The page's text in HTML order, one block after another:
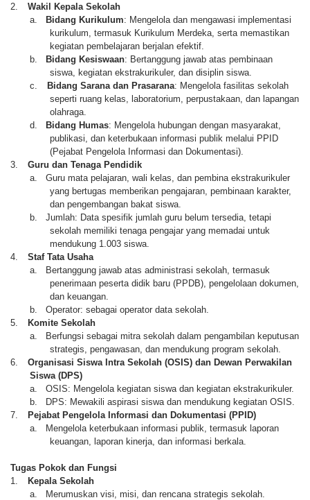
2.
Wakil Kepala Sekolah
a.
Bidang Kurikulum: Mengelola dan mengawasi implementasi
kurikulum, termasuk Kurikulum Merdeka, serta memastikan
kegiatan pembelajaran berjalan efektif.
b.
Bidang Kesiswaan: Bertanggung jawab atas pembinaan
siswa, kegiatan ekstrakurikuler, dan disiplin siswa.
c.
Bidang Sarana dan Prasarana: Mengelola fasilitas sekolah
seperti ruang kelas, laboratorium, perpustakaan, dan lapangan
olahraga.
d.
Bidang Humas: Mengelola hubungan dengan masyarakat,
publikasi, dan keterbukaan informasi publik melalui PPID
(Pejabat Pengelola Informasi dan Dokumentasi).
3.
Guru dan Tenaga Pendidik
a.
Guru mata pelajaran, wali kelas, dan pembina ekstrakurikuler
yang bertugas memberikan pengajaran, pembinaan karakter,
dan pengembangan bakat siswa.
b.
Jumlah: Data spesifik jumlah guru belum tersedia, tetapi
sekolah memiliki tenaga pengajar yang memadai untuk
mendukung 1.003 siswa.
4.
Staf Tata Usaha
a.
Bertanggung jawab atas administrasi sekolah, termasuk
penerimaan peserta didik baru (PPDB), pengelolaan dokumen,
dan keuangan.
b.
Operator: sebagai operator data sekolah.
5.
Komite Sekolah
a.
Berfungsi sebagai mitra sekolah dalam pengambilan keputusan
strategis, pengawasan, dan mendukung program sekolah.
6.
Organisasi Siswa Intra Sekolah (OSIS) dan Dewan Perwakilan
Siswa (DPS)
a.
OSIS: Mengelola kegiatan siswa dan kegiatan ekstrakurikuler.
b.
DPS: Mewakili aspirasi siswa dan mendukung kegiatan OSIS.
7.
Pejabat Pengelola Informasi dan Dokumentasi (PPID)
a.
Mengelola keterbukaan informasi publik, termasuk laporan
keuangan, laporan kinerja, dan informasi berkala.
Tugas Pokok dan Fungsi
1.
Kepala Sekolah
a.
Merumuskan visi, misi, dan rencana strategis sekolah.